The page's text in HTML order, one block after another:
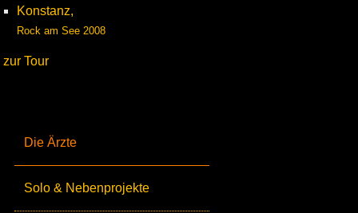
Die Ärzte
Solo & Nebenprojekte
Konstanz,
Rock am See 2008
zur Tour